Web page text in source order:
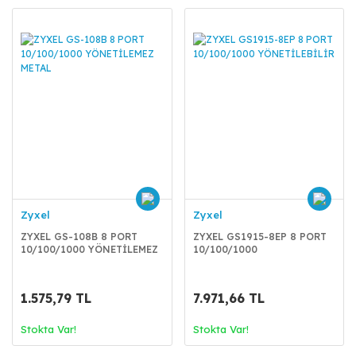
Zyxel
ZYXEL GS-108B 8 PORT
10/100/1000 YÖNETİLEMEZ
1.575,79 TL
Stokta Var!
Zyxel
ZYXEL GS1915-8EP 8 PORT
10/100/1000
7.971,66 TL
Stokta Var!